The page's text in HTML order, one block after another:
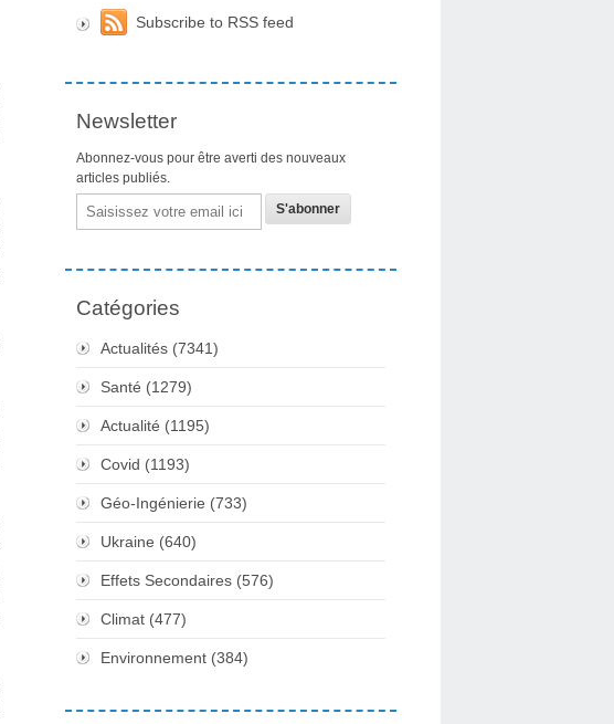
Subscribe to RSS feed
Newsletter
Abonnez-vous pour être averti des nouveaux
articles publiés.
Email
Catégories
Actualités (7341)
Santé (1279)
Actualité (1195)
Covid (1193)
Géo-Ingénierie (733)
Ukraine (640)
Effets Secondaires (576)
Climat (477)
Environnement (384)